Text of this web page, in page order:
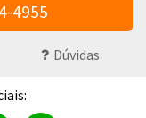
4955
Dúvidas